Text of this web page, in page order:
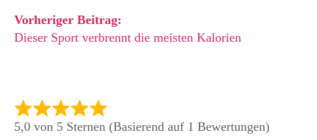
Vorheriger Beitrag:
Dieser Sport verbrennt die meisten Kalorien
5,0 von 5 Sternen (Basierend auf 1 Bewertungen)